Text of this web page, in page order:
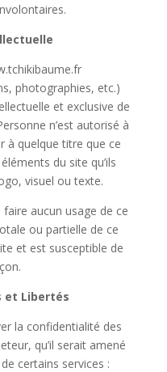
photographies, etc.)
et exclusive de
n’est autorisé à
à quelque titre que ce
du site qu’ils
visuel ou texte.
faire aucun usage de ce
ou partielle de ce
et est susceptible de
et Libertés
la confidentialité des
qu’il serait amené
certains services :